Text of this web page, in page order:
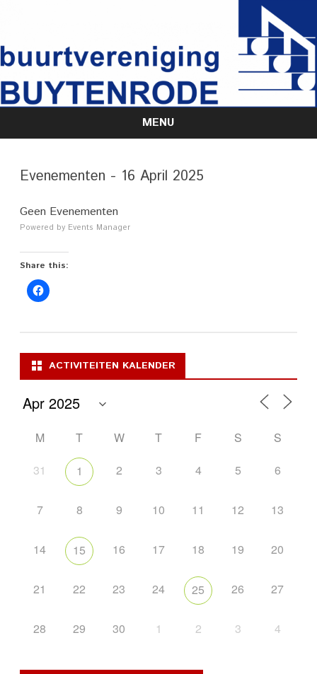
MENU
Skip
content
Evenementen - 16 April 2025
Geen Evenementen
Powered by Events Manager
Share this:
ACTIVITEITEN KALENDER
M T W T F S
S
31
1 2 3 4 5 6
7 8 9 10 11 12 13
14 15 16 17 18 19 20
21 22 23 24 25 26 27
28 29 30 1 2 3 4